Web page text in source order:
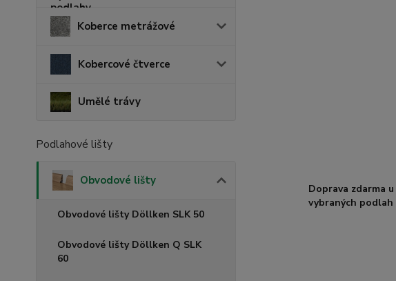
Koberce metrážové
Kobercové čtverce
Umělé trávy
Podlahové lišty
Obvodové lišty
Obvodové lišty Döllken SLK 50
Obvodové lišty Döllken Q SLK
60
Doprava zdarma u
vybraných podlah